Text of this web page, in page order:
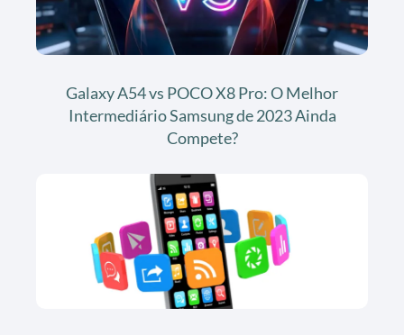
Galaxy A54 vs POCO X8 Pro: O Melhor
Intermediário Samsung de 2023 Ainda
Compete?